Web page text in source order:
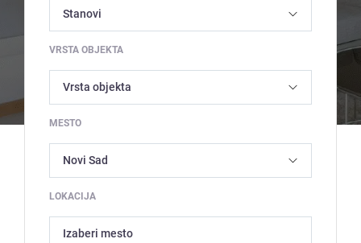
VRSTA OBJEKTA
MESTO
LOKACIJA
Izaberi mesto